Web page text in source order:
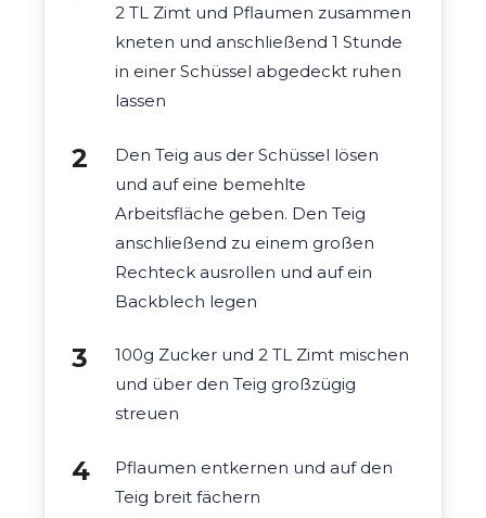
2 TL Zimt und Pflaumen zusammen
kneten und anschließend 1 Stunde
in einer Schüssel abgedeckt ruhen
lassen
Den Teig aus der Schüssel lösen
und auf eine bemehlte
Arbeitsfläche geben. Den Teig
anschließend zu einem großen
Rechteck ausrollen und auf ein
Backblech legen
100g Zucker und 2 TL Zimt mischen
und über den Teig großzügig
streuen
Pflaumen entkernen und auf den
Teig breit fächern